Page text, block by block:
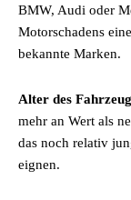
BMW, Audi oder
Motorschadens
bekannte Marken.
Alter des
mehr an Wert als
das noch relativ
eignen.